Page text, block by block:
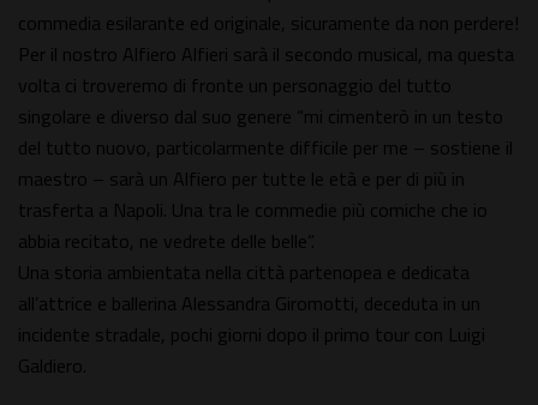
commedia esilarante ed originale, sicuramente da non perdere!
Per il nostro Alfiero Alfieri sarà il secondo musical, ma questa
volta ci troveremo di fronte un personaggio del tutto
singolare e diverso dal suo genere “mi cimenterò in un testo
del tutto nuovo, particolarmente difficile per me – sostiene il
maestro – sarà un Alfiero per tutte le età e per di più in
trasferta a Napoli. Una tra le commedie più comiche che io
abbia recitato, ne vedrete delle belle”.
Una storia ambientata nella città partenopea e dedicata
all’attrice e ballerina Alessandra Giromotti, deceduta in un
incidente stradale, pochi giorni dopo il primo tour con Luigi
Galdiero.